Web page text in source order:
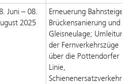
Juni – 08.
2025
Erneuerung Bahnsteige,
Brückensanierung und
Gleisneulage; Umleitung
der Fernverkehrszüge
über die Pottendorfer
Linie,
Schienenersatzverkehr